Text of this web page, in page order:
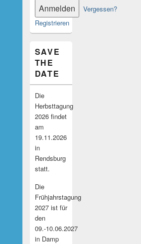
Vergessen?
Registrieren
SAVE
THE
DATE
Die
Herbsttagung
2026 findet
am
19.11.2026
in
Rendsburg
statt.
Die
Frühjahrstagung
2027 ist für
den
09.-10.06.2027
in Damp